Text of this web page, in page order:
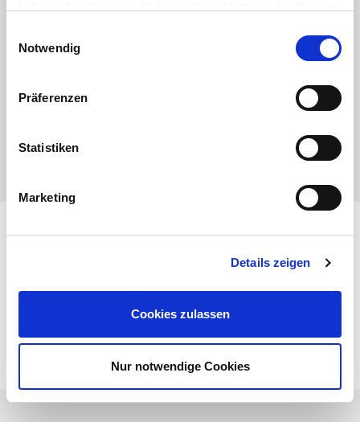
Notwendig
Präferenzen
Statistiken
Marketing
Details zeigen
Cookies zulassen
Nur notwendige Cookies
Annex to certificate VDE4110 Power Magic
Certification of Conformity with TOR Erzeuger Typ A
Certification of Conformity with TOR Erzeuger Typ BCD
Power Magic
Zögern Sie nicht, sich an uns zu wenden, um alle
Durchsuchen Sie den Online-Katalog